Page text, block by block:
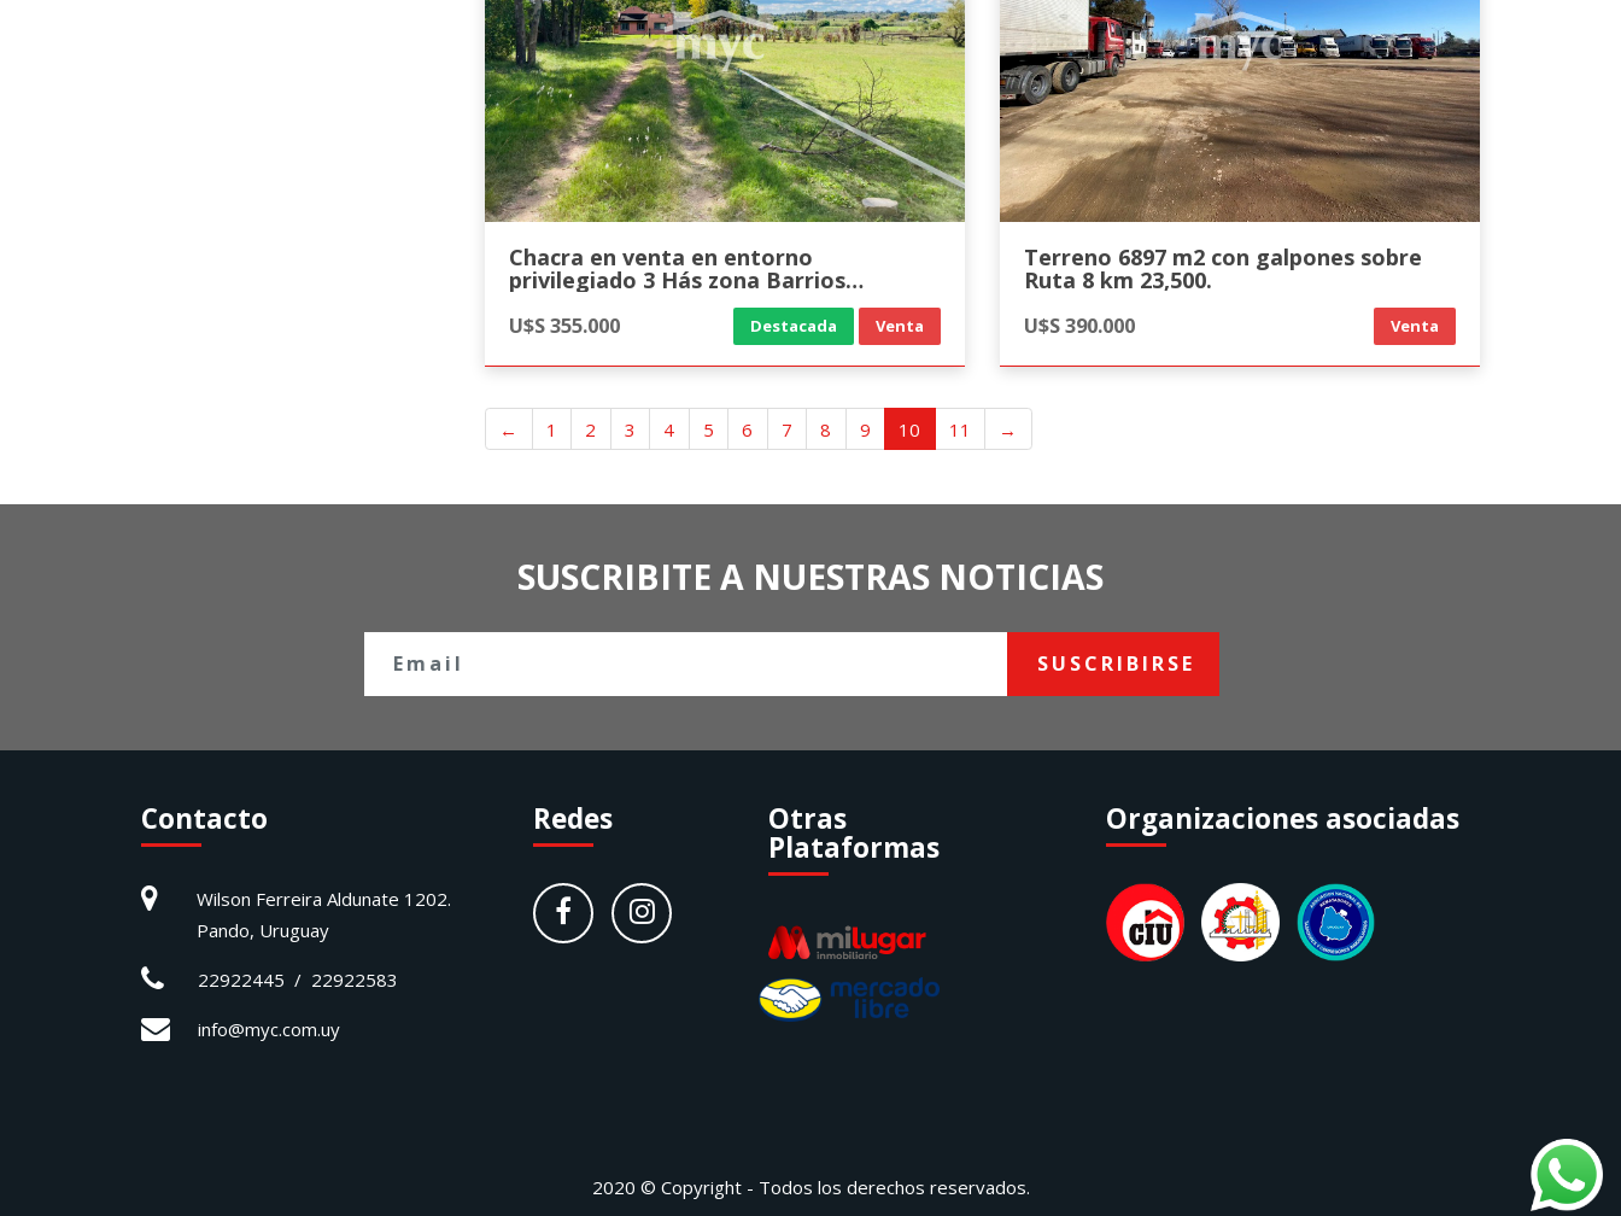
Chacra en venta en entorno
privilegiado 3 Hás zona Barrios
U$S 355.000 Destacada Venta
Terreno 6897 m2 con galpones sobre
Ruta 8 km 23,500.
U$S 390.000 Venta
← 1 2 3 4 5 6 7 8 9 10 11 →
SUSCRIBITE A NUESTRAS NOTICIAS
SUSCRIBIRSE
Contacto
Wilson Ferreira Aldunate 1202.
Pando, Uruguay
22922445 / 22922583
info@myc.com.uy
Redes Otras
Plataformas
Organizaciones asociadas
2020 © Copyright - Todos los derechos reservados.